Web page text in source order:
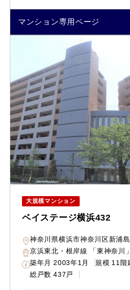
マンション専用ページ
大規模マンション
ベイステージ横浜432
神奈川県横浜市神奈川区新浦
京浜東北・根岸線 「東神奈川
築年月 2003年1月 規模 11階
総戸数 437戸